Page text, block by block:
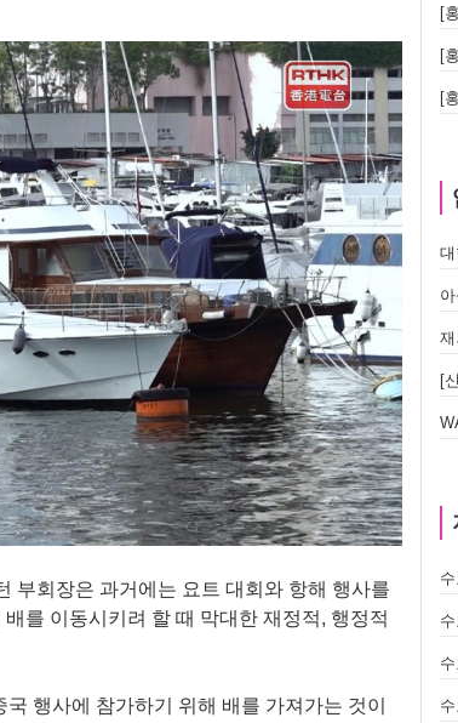
부회장은 과거에는 요트 대회와 항해 행사를
를 이동시키려 할 때 막대한 재정적, 행정적
행사에 참가하기 위해 배를 가져가는 것이
[
[
[
[